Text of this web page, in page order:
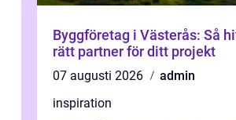
Byggföretag i Västerås: Så
rätt partner för ditt projekt
07 augusti 2026
admin
inspiration